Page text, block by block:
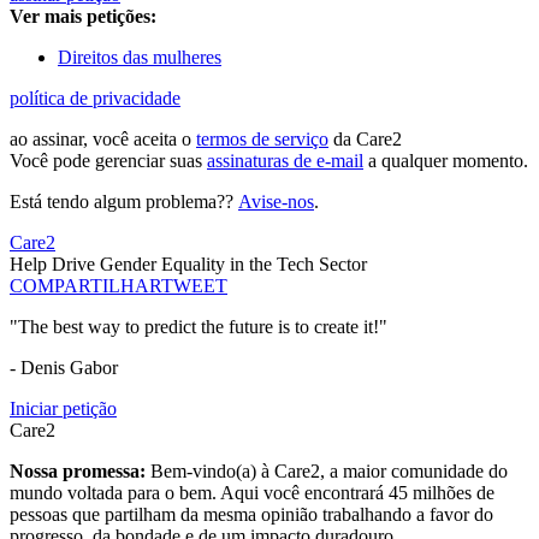
Ver mais petições:
Direitos das mulheres
política de privacidade
ao assinar, você aceita o termos de serviço da Care2
Você pode gerenciar suas assinaturas de e-mail a qualquer momento.
Está tendo algum problema?? Avise-nos.
Care2
Help Drive Gender Equality in the Tech Sector
COMPARTILHARTWEET
"The best way to predict the future is to create it!"
- Denis Gabor
Iniciar petição
Care2
Nossa promessa: Bem-vindo(a) à Care2, a maior comunidade do
mundo voltada para o bem. Aqui você encontrará 45 milhões de
pessoas que partilham da mesma opinião trabalhando a favor do